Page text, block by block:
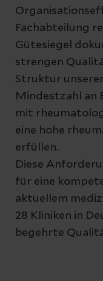
Fachabteilung
Gütesiegel
strengen
Struktur unserer
Mindestzahl an
mit
eine hohe
erfüllen.
Diese
für eine
aktuellem
28 Kliniken in
begehrte